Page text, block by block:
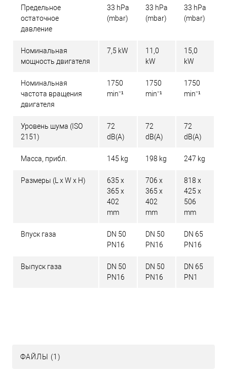
Предельное
остаточное
давление
33 hPa
(mbar)
33 hPa
(mbar)
33 hPa
(mbar)
Номинальная
мощность двигателя
7,5 kW
11,0
kW
15,0
kW
Номинальная
частота вращения
двигателя
1750
min⁻¹
1750
min⁻¹
1750
min⁻¹
Уровень шума (ISO
2151)
72
dB(A)
72
dB(A)
72
dB(A)
Масса, прибл. 145 kg 198 kg 247 kg
Размеры (L x W x H)
635 x
365 x
402
mm
706 x
365 x
402
mm
818 x
425 x
506
mm
Впуск газа
DN 50
PN16
DN 50
PN16
DN 65
PN16
Выпуск газа
DN 50
PN16
DN 50
PN16
DN 65
PN1
ФАЙЛЫ (1)